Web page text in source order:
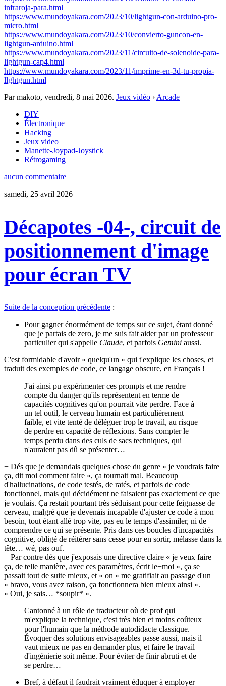
infraroja-para.html
https://www.mundoyakara.com/2023/10/lightgun-con-arduino-pro-
micro.html
https://www.mundoyakara.com/2023/10/convierto-guncon-en-
lightgun-arduino.html
https://www.mundoyakara.com/2023/11/circuito-de-solenoide-para-
lightgun-cap4.html
https://www.mundoyakara.com/2023/11/imprime-en-3d-tu-propia-
llghtgun.html
Par makoto, vendredi, 8 mai 2026. Jeux vidéo › Arcade
DIY
Électronique
Hacking
Jeux video
Manette-Joypad-Joystick
Rétrogaming
aucun commentaire
samedi, 25 avril 2026
Décapotes -04-, circuit de
positionnement d'image
pour écran TV
Suite de la conception précédente :
Pour gagner énormément de temps sur ce sujet, étant donné
que je partais de zero, je me suis fait aider par un professeur
particulier qui s'appelle Claude, et parfois Gemini aussi.
C'est formidable d'avoir « quelqu'un » qui t'explique les choses, et
traduit des exemples de code, ce langage obscure, en Français !
J'ai ainsi pu expérimenter ces prompts et me rendre
compte du danger qu'ils représentent en terme de
capacités cognitives qu'on pourrait vite perdre. Face à
un tel outil, le cerveau humain est particulièrement
faible, et vite tenté de déléguer trop le travail, au risque
de perdre en capacité de réflexions. Sans compter le
temps perdu dans des culs de sacs techniques, qui
n'auraient pas dû se présenter…
− Dés que je demandais quelques chose du genre « je voudrais faire
ça, dit moi comment faire », ça tournait mal. Beaucoup
d'hallucinations, de code testés, de ratés, et parfois de code
fonctionnel, mais qui décidément ne faisaient pas exactement ce que
je voulais. Ça restait pourtant très séduisant pour cette feignasse de
cerveau, malgré que je devenais incapable d'ajuster ce code à mon
besoin, tout étant allé trop vite, pas eu le temps d'assimiler, ni de
comprendre ce qui se présente. Pris dans ces boucles d'incapacités
cognitive, obligé de réitérer sans cesse pour en sortir, mélasse dans la
tête… wé, pas ouf.
− Par contre dés que j'exposais une directive claire « je veux faire
ça, de telle manière, avec ces paramètres, écrit le−moi », ça se
passait tout de suite mieux, et « on » me gratifiait au passage d'un
« bravo, vous avez raison, ça fonctionnera bien mieux ainsi ».
« Oui, je sais… *soupir* ».
Cantonné à un rôle de traducteur où de prof qui
m'explique la technique, c'est très bien et moins coûteux
pour l'humain que la méthode autodidacte classique.
Évoquer des solutions envisageables passe aussi, mais il
vaut mieux ne pas en demander plus, et faire le travail
d'ingénierie soit même. Pour éviter de finir abruti et de
se perdre…
Bref, à défaut il faudrait vraiment éduquer à employer